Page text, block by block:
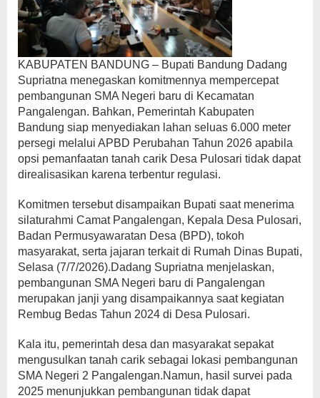
KABUPATEN BANDUNG – Bupati Bandung Dadang
Supriatna menegaskan komitmennya mempercepat
pembangunan SMA Negeri baru di Kecamatan
Pangalengan. Bahkan, Pemerintah Kabupaten
Bandung siap menyediakan lahan seluas 6.000 meter
persegi melalui APBD Perubahan Tahun 2026 apabila
opsi pemanfaatan tanah carik Desa Pulosari tidak dapat
direalisasikan karena terbentur regulasi.
Komitmen tersebut disampaikan Bupati saat menerima
silaturahmi Camat Pangalengan, Kepala Desa Pulosari,
Badan Permusyawaratan Desa (BPD), tokoh
masyarakat, serta jajaran terkait di Rumah Dinas Bupati,
Selasa (7/7/2026).Dadang Supriatna menjelaskan,
pembangunan SMA Negeri baru di Pangalengan
merupakan janji yang disampaikannya saat kegiatan
Rembug Bedas Tahun 2024 di Desa Pulosari.
Kala itu, pemerintah desa dan masyarakat sepakat
mengusulkan tanah carik sebagai lokasi pembangunan
SMA Negeri 2 Pangalengan.Namun, hasil survei pada
2025 menunjukkan pembangunan tidak dapat